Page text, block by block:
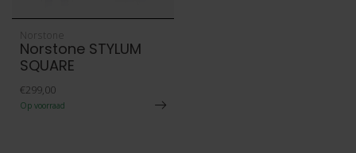
Norstone
Norstone STYLUM
SQUARE
€299,00
Op voorraad